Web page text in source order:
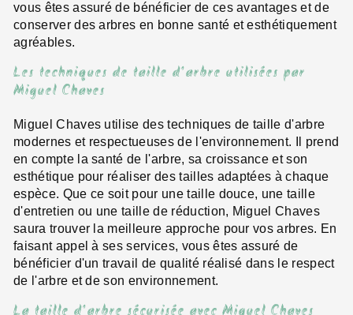
vous êtes assuré de bénéficier de ces avantages et de
conserver des arbres en bonne santé et esthétiquement
agréables.
Les techniques de taille d'arbre utilisées par
Miguel Chaves
Miguel Chaves utilise des techniques de taille d'arbre
modernes et respectueuses de l'environnement. Il prend
en compte la santé de l'arbre, sa croissance et son
esthétique pour réaliser des tailles adaptées à chaque
espèce. Que ce soit pour une taille douce, une taille
d'entretien ou une taille de réduction, Miguel Chaves
saura trouver la meilleure approche pour vos arbres. En
faisant appel à ses services, vous êtes assuré de
bénéficier d'un travail de qualité réalisé dans le respect
de l'arbre et de son environnement.
La taille d'arbre sécurisée avec Miguel Chaves